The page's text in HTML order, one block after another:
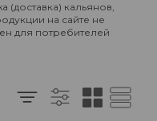
(доставка) кальянов,
на сайте не
для потребителей